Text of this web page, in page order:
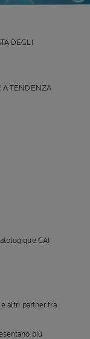
DEGLI
A TENDENZA
CAI
altri partner tra
più